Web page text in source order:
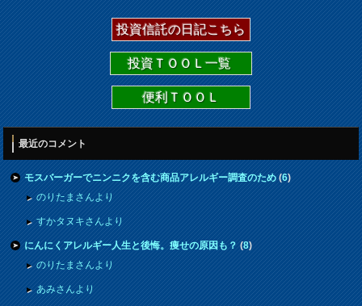
投資信託の日記こちら
投資ＴＯＯＬ一覧
便利ＴＯＯＬ
最近のコメント
モスバーガーでニンニクを含む商品アレルギー調査のため(6)
のりたまさんより
すかタヌキさんより
にんにくアレルギー人生と後悔。痩せの原因も？(8)
のりたまさんより
あみさんより